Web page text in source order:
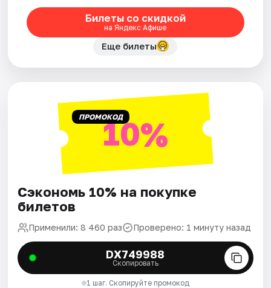
Билеты со скидкой
на Яндекс Афише
Еще билеты
ПРОМОКОД10%
Сэкономь 10% на покупке
билетов
Применили: 8 460 раз Проверено: 1 минуту назад
DX749988
Скопировать
1 шаг. Скопируйте промокод